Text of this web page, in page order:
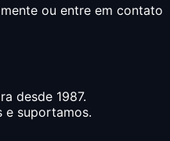
ou entre em contato
desde 1987.
e suportamos.